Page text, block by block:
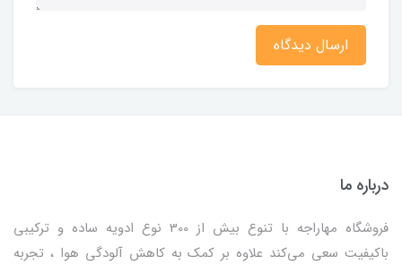
ارسال دیدگاه
درباره ما
فروشگاه مهاراجه با تنوع بیش از 300 نوع ادویه ساده و ترکیبی
باکیفیت سعی می‌کند علاوه بر کمک به کاهش آلودگی هوا ، تجربه